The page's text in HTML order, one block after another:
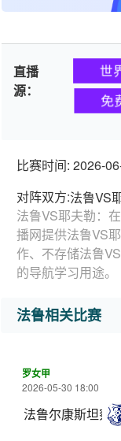
直播
源：
世
免
比赛时间: 2026-
对阵双方:法鲁VS
法鲁VS耶夫勒：
播网提供法鲁VS
作、不存储法鲁
的导航学习用途。
法鲁相关比赛
罗女甲
2026-05-30 18:00
法鲁尔康斯坦察女